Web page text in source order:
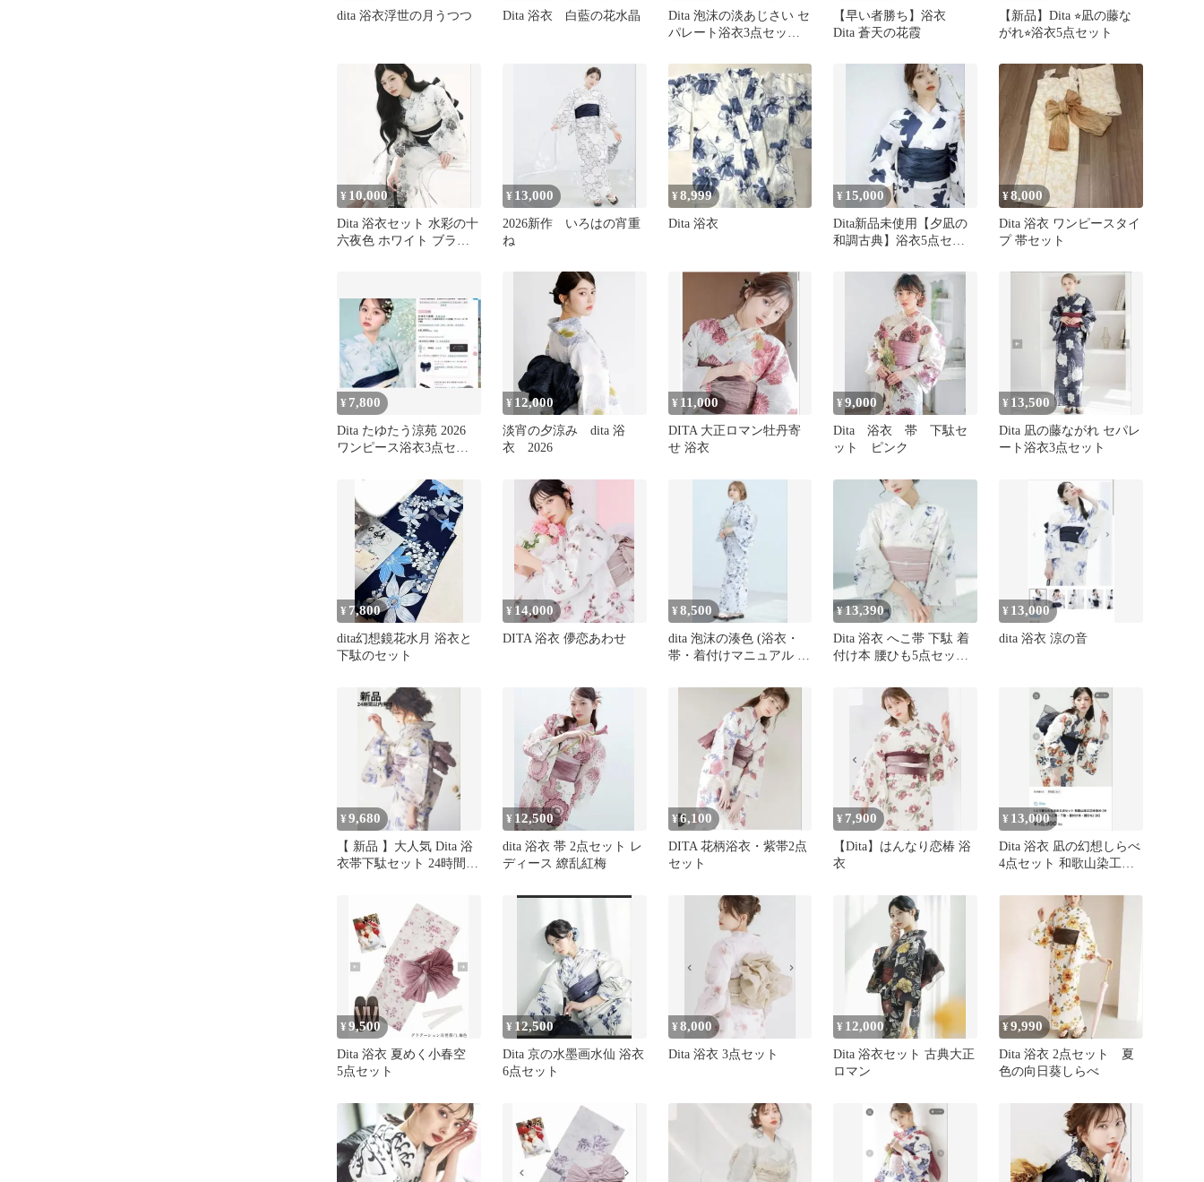
dita 浴衣浮世の月うつつ Dita 浴衣 白藍の花水晶
Dita 泡沫の淡あじさい セ
パレート浴衣3点セット
【早い者勝ち】浴衣
Dita 蒼天の花霞
【新品】Dita ⭐︎凪の藤な
がれ⭐︎浴衣5点セット
¥ 10,000
Dita 浴衣セット 水彩の十
六夜色 ホワイト ブラッ
¥ 13,000
2026新作 いろはの宵重
ね
¥8,999
Dita 浴衣
¥ 15,000
Dita新品未使用【夕凪の
和調古典】浴衣5点セッ
¥8,000
Dita 浴衣 ワンピースタイ
プ 帯セット
¥ 7,800
Dita たゆたう涼苑 2026
ワンピース浴衣3点セッ
¥ 12,000
淡宵の夕涼み dita 浴
衣 2026
¥ 11,000
DITA 大正ロマン牡丹寄
せ 浴衣
¥9,000
Dita 浴衣 帯 下駄セ
ット ピンク
¥ 13,500
Dita 凪の藤ながれ セパレ
ート浴衣3点セット
¥ 7,800
dita幻想鏡花水月 浴衣と
下駄のセット
¥14,000
DITA 浴衣 儚恋あわせ
¥8,500
dita 泡沫の湊色 (浴衣・
帯・着付けマニュアル )3
¥13,390
Dita 浴衣 へこ帯 下駄 着
付け本 腰ひも5点セット
¥ 13,000
dita 浴衣 涼の音
¥9,680
【 新品 】大人気 Dita 浴
衣帯下駄セット 24時間以
¥ 12,500
dita 浴衣 帯 2点セット レ
ディース 繚乱紅梅
¥6,100
DITA 花柄浴衣・紫帯2点
セット
¥ 7,900
【Dita】はんなり恋椿 浴
衣
¥ 13,000
Dita 浴衣 凪の幻想しらべ
4点セット 和歌山染工日
¥9,500
Dita 浴衣 夏めく小春空
5点セット
¥ 12,500
Dita 京の水墨画水仙 浴衣
6点セット
¥8,000
Dita 浴衣 3点セット
¥ 12,000
Dita 浴衣セット 古典大正
ロマン
¥9,990
Dita 浴衣 2点セット 夏
色の向日葵しらべ